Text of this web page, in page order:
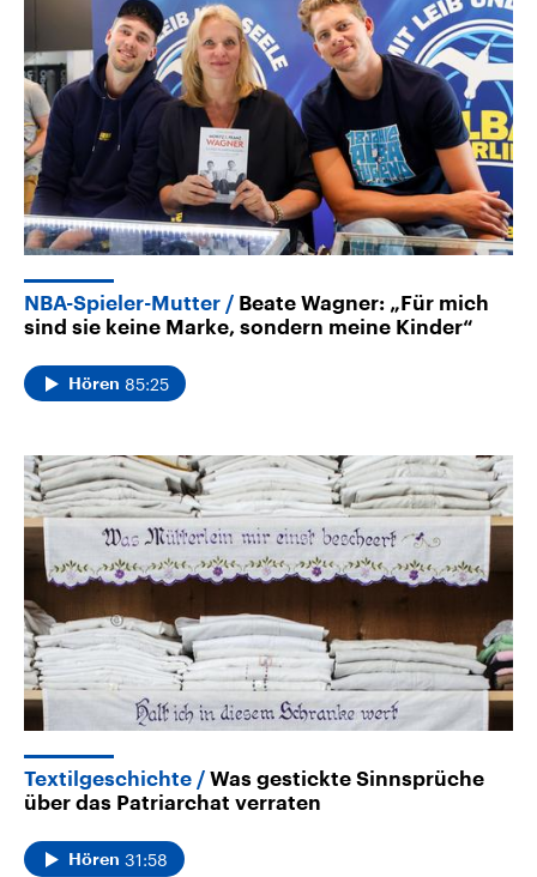
NBA-Spieler-Mutter
Beate Wagner: „Für mich
sind sie keine Marke, sondern meine Kinder“
Hören 85:25
Textilgeschichte
Was gestickte Sinnsprüche
über das Patriarchat verraten
Hören 31:58